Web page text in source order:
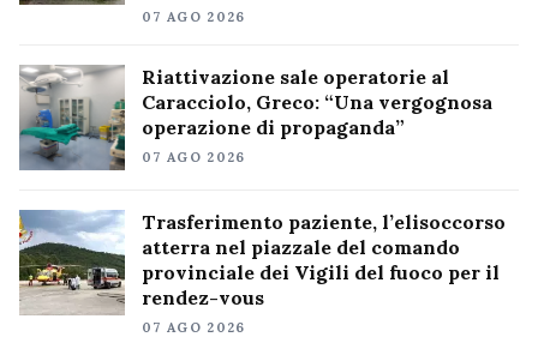
07 AGO 2026
Riattivazione sale operatorie al
Caracciolo, Greco: “Una vergognosa
operazione di propaganda”
07 AGO 2026
Trasferimento paziente, l’elisoccorso
atterra nel piazzale del comando
provinciale dei Vigili del fuoco per il
rendez-vous
07 AGO 2026